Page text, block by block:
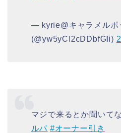
— kyrie@キャラメルポ
(@yw5yCl2cDDbfGIi)
マジで来るとか聞いて
ルパ #オーナー引き